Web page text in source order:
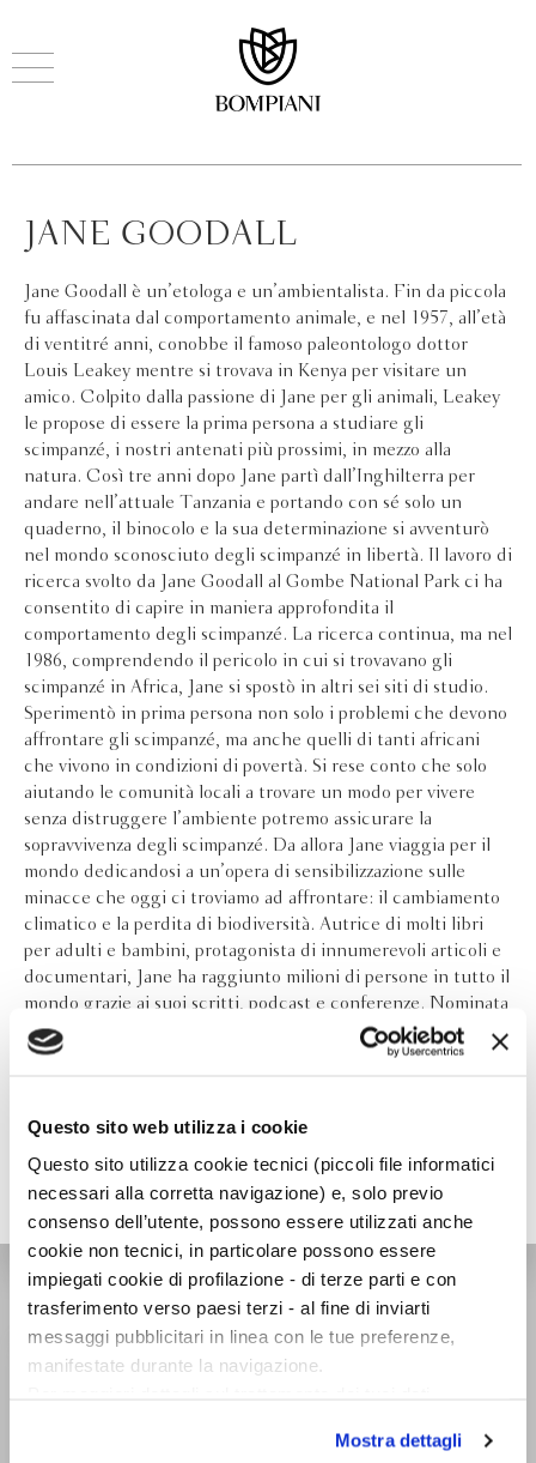
Questo sito web utilizza i cookie
Questo sito utilizza cookie tecnici (piccoli file informatici
necessari alla corretta navigazione) e, solo previo
consenso dell’utente, possono essere utilizzati anche
cookie non tecnici, in particolare possono essere
impiegati cookie di profilazione - di terze parti e con
trasferimento verso paesi terzi - al fine di inviarti
messaggi pubblicitari in linea con le tue preferenze,
manifestate durante la navigazione.
scelte privacy sui cookie, ti invitiamo a prendere visione
Mostra dettagli
JANE GOODALL
Jane Goodall è un’etologa e un’ambientalista. Fin da piccola
fu affascinata dal comportamento animale, e nel 1957, all’età
di ventitré anni, conobbe il famoso paleontologo dottor
Louis Leakey mentre si trovava in Kenya per visitare un
amico. Colpito dalla passione di Jane per gli animali, Leakey
le propose di essere la prima persona a studiare gli
scimpanzé, i nostri antenati più prossimi, in mezzo alla
natura. Così tre anni dopo Jane partì dall’Inghilterra per
andare nell’attuale Tanzania e portando con sé solo un
quaderno, il binocolo e la sua determinazione si avventurò
nel mondo sconosciuto degli scimpanzé in libertà. Il lavoro di
ricerca svolto da Jane Goodall al Gombe National Park ci ha
consentito di capire in maniera approfondita il
comportamento degli scimpanzé. La ricerca continua, ma nel
1986, comprendendo il pericolo in cui si trovavano gli
scimpanzé in Africa, Jane si spostò in altri sei siti di studio.
Sperimentò in prima persona non solo i problemi che devono
affrontare gli scimpanzé, ma anche quelli di tanti africani
che vivono in condizioni di povertà. Si rese conto che solo
aiutando le comunità locali a trovare un modo per vivere
senza distruggere l’ambiente potremo assicurare la
sopravvivenza degli scimpanzé. Da allora Jane viaggia per il
mondo dedicandosi a un’opera di sensibilizzazione sulle
minacce che oggi ci troviamo ad affrontare: il cambiamento
climatico e la perdita di biodiversità. Autrice di molti libri
per adulti e bambini, protagonista di innumerevoli articoli e
documentari, Jane ha raggiunto milioni di persone in tutto il
mondo grazie ai suoi scritti, podcast e conferenze. Nominata
messaggera di pace, è Dama dell’Impero britannico, e ha
ricevuto moltissime onorificenze da tutto il mondo.
OVERLOOK